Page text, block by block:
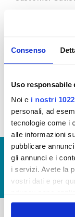
Consenso
Uso responsabile
Noi e i nostri
personali, ad
tecnologie come i
alle informazioni
pubblicare
gli annunci e i
i servizi. Avete la
vostri dati e per
in cui avete
ascolta e
desideri che il
integrato ed in
scelte, le
il servizio.
Scarica le
© Copyright 2017 -